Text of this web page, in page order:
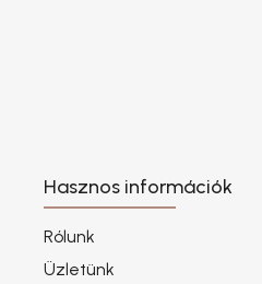
Hasznos információk
Rólunk
Üzletünk